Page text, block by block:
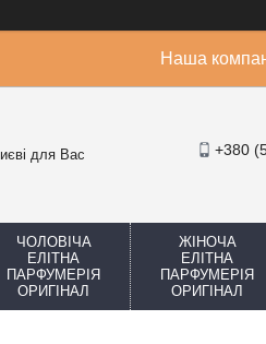
Наша
для Вас +380
ЧОЛОВІЧА
ЕЛІТНА
ПАРФУМЕРІЯ
ОРИГІНАЛ
ЖІНОЧА
ЕЛІТНА
ПАРФУМЕРІЯ
ОРИГІНАЛ